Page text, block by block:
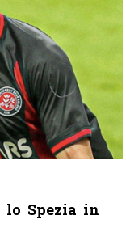
Spezia in